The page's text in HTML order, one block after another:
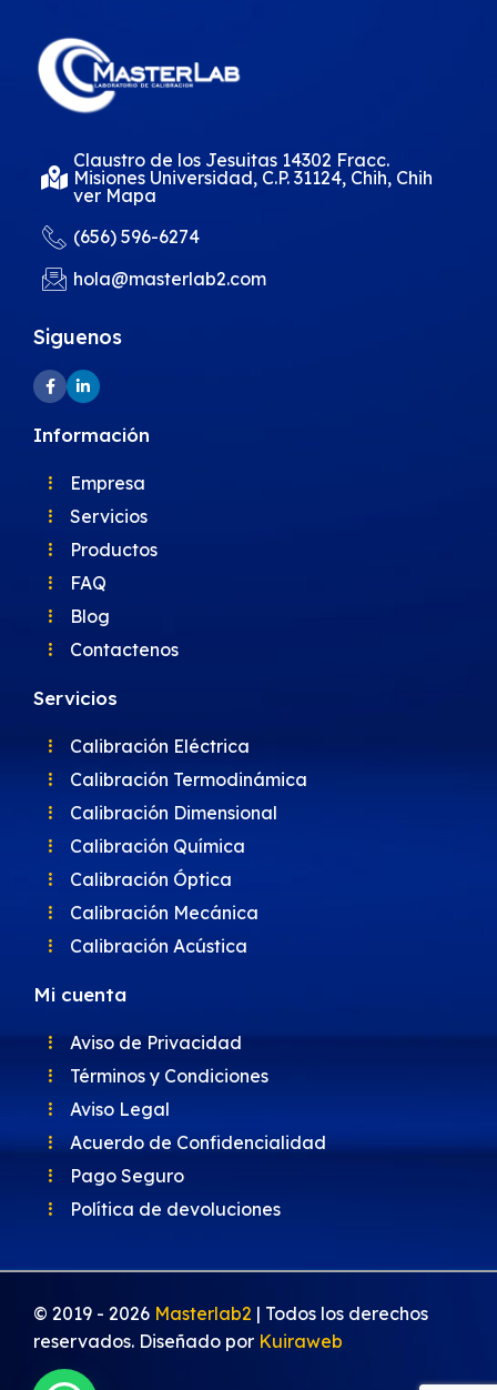
Claustro de los Jesuitas 14302 Fracc.
Misiones Universidad, C.P. 31124, Chih, Chih
ver Mapa
(656) 596-6274
hola@masterlab2.com
Siguenos
Información
Empresa
Servicios
Productos
FAQ
Blog
Contactenos
Servicios
Calibración Eléctrica
Calibración Termodinámica
Calibración Dimensional
Calibración Química
Calibración Óptica
Calibración Mecánica
Calibración Acústica
Mi cuenta
Aviso de Privacidad
Términos y Condiciones
Aviso Legal
Acuerdo de Confidencialidad
Pago Seguro
Política de devoluciones
© 2019 - 2026 Masterlab2 | Todos los derechos
reservados. Diseñado por Kuiraweb